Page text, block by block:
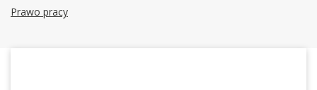
Prawo pracy